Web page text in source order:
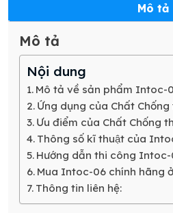
Mô tả
Mô tả
Nội dung
Mô tả về sản phẩm Intoc-
Ứng dụng của Chất
Ưu điểm của Chất Chống
Thông số kĩ thuật của
Hướng dẫn thi công
Mua Intoc-06 chính hãng
Thông tin liên hệ: